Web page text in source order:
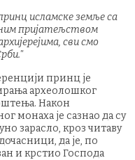
исламске земље са
пријатељством
сви смо
принц је
археолошког
Након
монаха је сазнао да су
зарасло, кроз читаву
да је, по
и крстио Господа